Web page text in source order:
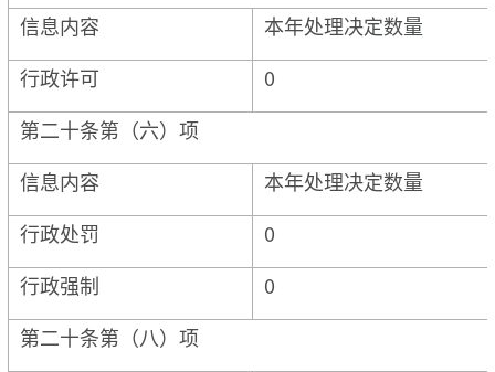
信息内容
本年处理决定数量
行政许可
0
第二十条第（六）项
信息内容
本年处理决定数量
行政处罚
0
行政强制
0
第二十条第（八）项